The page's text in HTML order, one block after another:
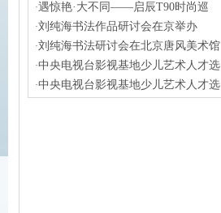
·遇惊艳·大不同——启辰T90时尚巡
·刘纯海书法作品研讨会在京举办
·刘纯海书法研讨会在北京唐风美术馆
·中央电视台影视基地少儿艺术人才选
·中央电视台影视基地少儿艺术人才选